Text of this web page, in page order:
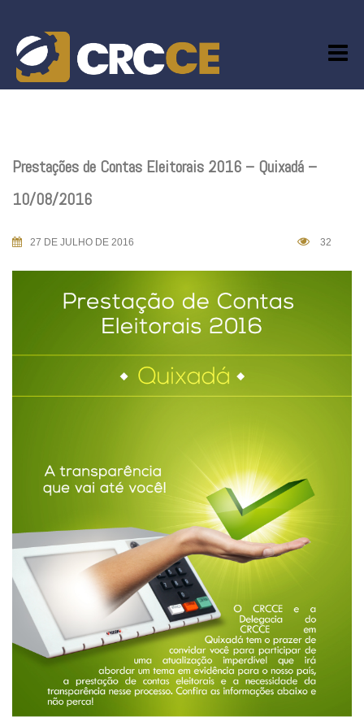
content
Prestações de Contas Eleitorais 2016 – Quixadá –
10/08/2016
27 DE JULHO DE 2016 32